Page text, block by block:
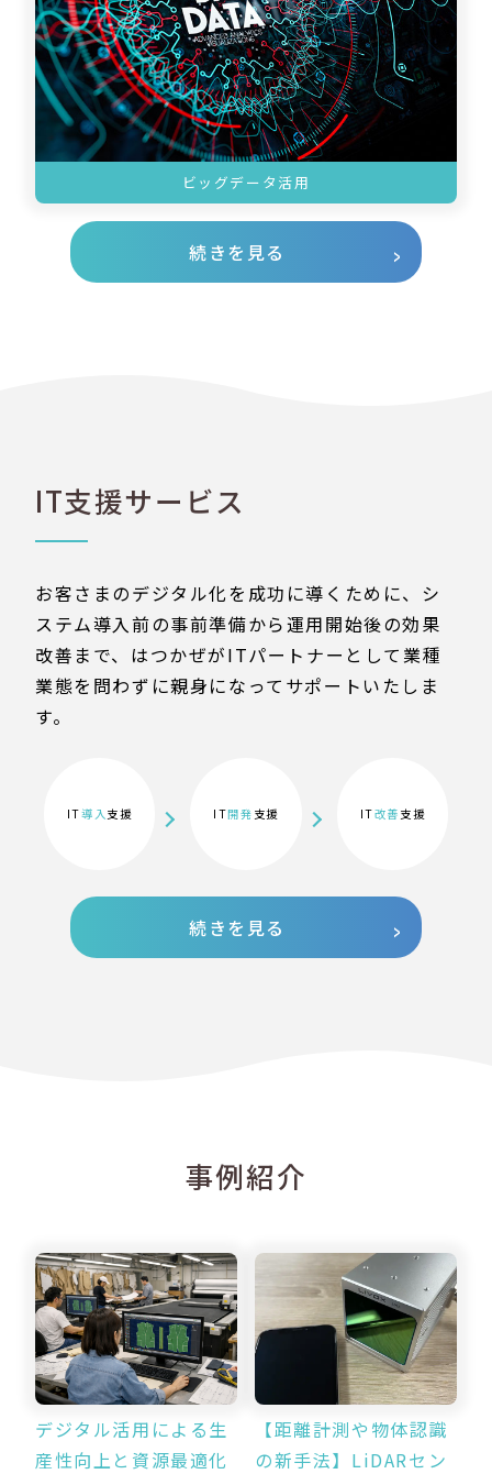
ビッグデータ活用
続きを見る
IT支援サービス
お客さまのデジタル化を成功に導くために、シ
ステム導入前の事前準備から運用開始後の効果
改善まで、はつかぜがITパートナーとして業種
業態を問わずに親身になってサポートいたしま
す。
IT導入 支援 IT開発 支援 IT改善 支援
続きを見る
事例紹介
デジタル活用による生
産性向上と資源最適化
【距離計測や物体認識
の新手法】LiDARセン